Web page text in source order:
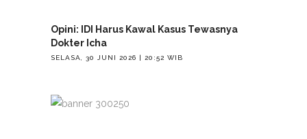
Opini: IDI Harus Kawal Kasus Tewasnya
Dokter Icha
SELASA, 30 JUNI 2026 | 20:52 WIB